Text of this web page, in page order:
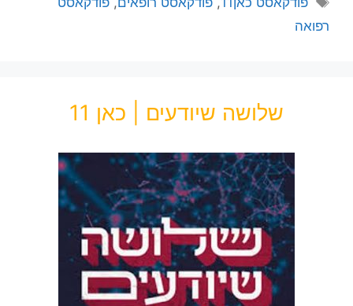
רפואה
שלושה שיודעים | כאן 11